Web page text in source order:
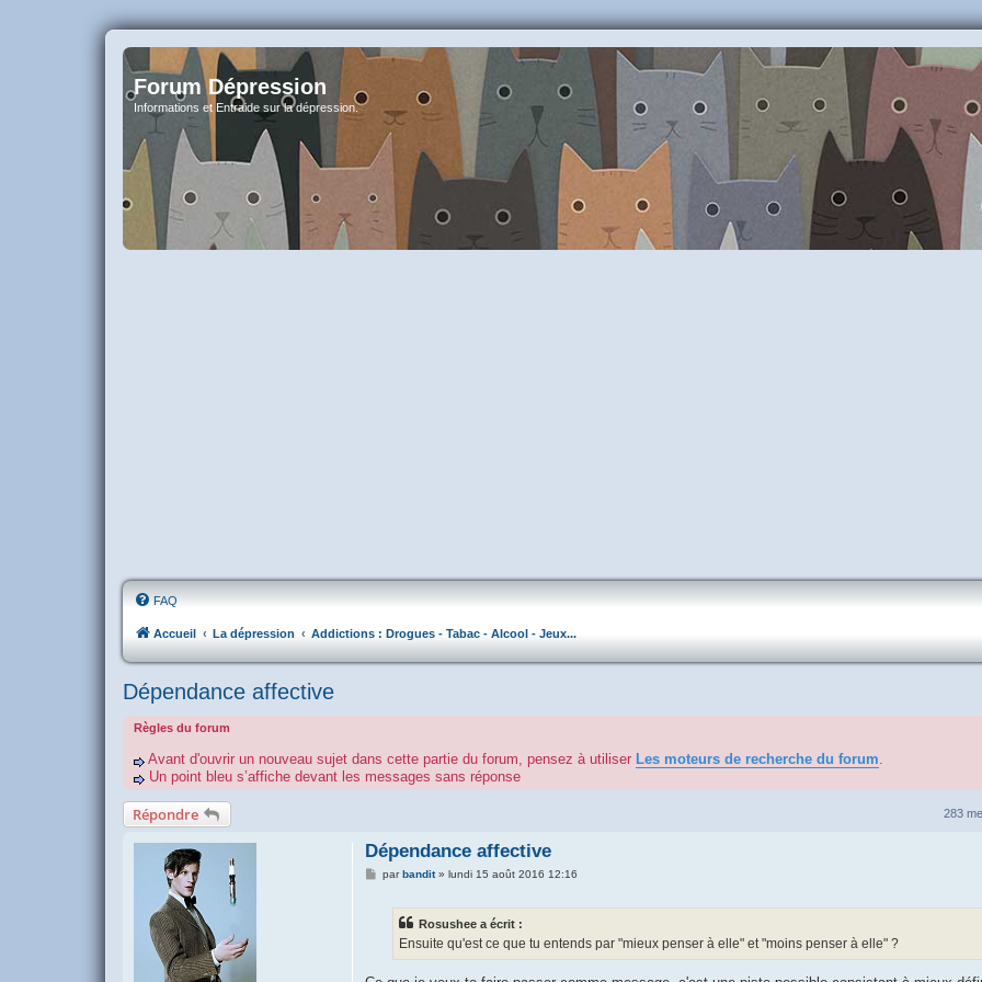
Forum Dépression
Informations et Entraide sur la dépression.
FAQ
Accueil La dépression Addictions : Drogues - Tabac - Alcool - Jeux...
Dépendance affective
Règles du forum
Avant d'ouvrir un nouveau sujet dans cette partie du forum, pensez à utiliser Les moteurs de recherche du forum.
Un point bleu s’affiche devant les messages sans réponse
Répondre 283
Dépendance affective
Mparbandit» lundi 15 août 2016 12:16
Rosushee a écrit :
Ensuite qu'est ce que tu entends par "mieux penser à elle" et "moins penser à elle" ?